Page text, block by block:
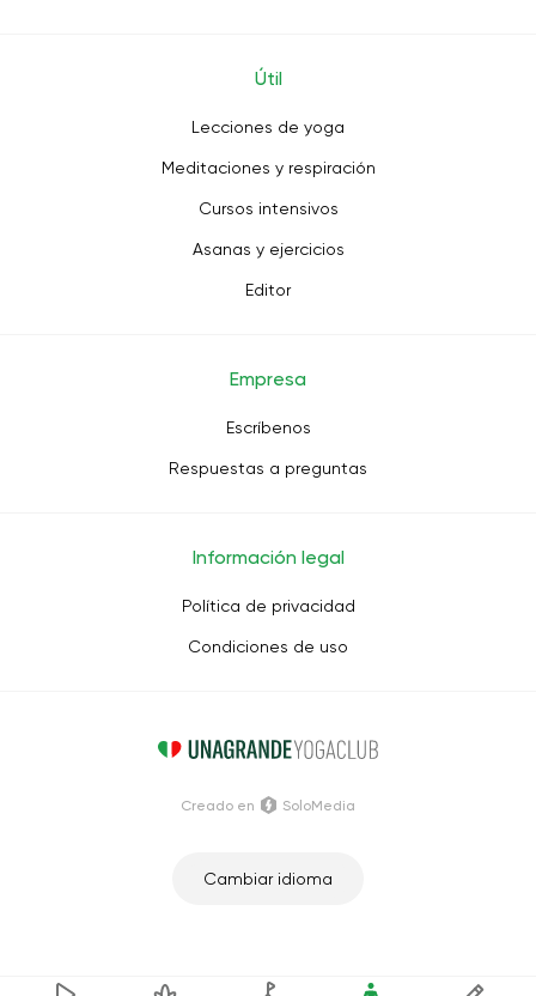
Útil
Lecciones de yoga
Meditaciones y respiración
Cursos intensivos
Asanas y ejercicios
Editor
Empresa
Escríbenos
Respuestas a preguntas
Información legal
Política de privacidad
Condiciones de uso
Cambiar idioma
Creado en SoloMedia